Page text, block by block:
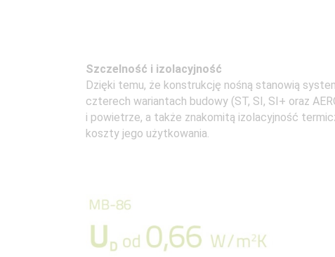
Szczelność i izolacyjność
Dzięki temu, że konstrukcję nośną stanowią
czterech wariantach budowy (ST, SI, SI+ oraz
i powietrze, a także znakomitą izolacyjność
koszty jego użytkowania.